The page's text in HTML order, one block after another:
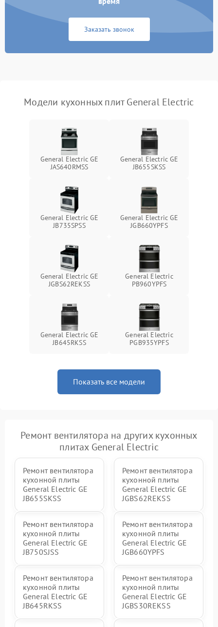
Заказать звонок
Модели кухонных плит General Electric
General Electric GE
JAS640RMSS
General Electric GE
JB655SKSS
General Electric GE
JB735SPSS
General Electric GE
JGB660YPFS
General Electric GE
JGBS62REKSS
General Electric
PB960YPFS
General Electric GE
JB645RKSS
General Electric
PGB935YPFS
Показать все модели
Ремонт вентилятора на других кухонных
плитах General Electric
Ремонт вентилятора
кухонной плиты
General Electric GE
JB655SKSS
Ремонт вентилятора
кухонной плиты
General Electric GE
JGBS62REKSS
Ремонт вентилятора
кухонной плиты
General Electric GE
JB750SJSS
Ремонт вентилятора
кухонной плиты
General Electric GE
JGB660YPFS
Ремонт вентилятора
кухонной плиты
General Electric GE
JB645RKSS
Ремонт вентилятора
кухонной плиты
General Electric GE
JGBS30REKSS